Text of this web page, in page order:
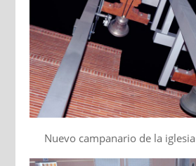
Nuevo campanario de la